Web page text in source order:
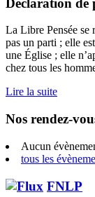
Déclaration de
La Libre Pensée se
pas un parti ; elle
une Église ; elle
chez tous les
Lire la suite
Nos rendez-
Aucun
tous les
FNLP